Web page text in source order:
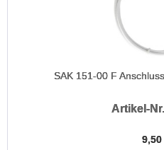
SAK 151-00 F
Artikel-
9,50